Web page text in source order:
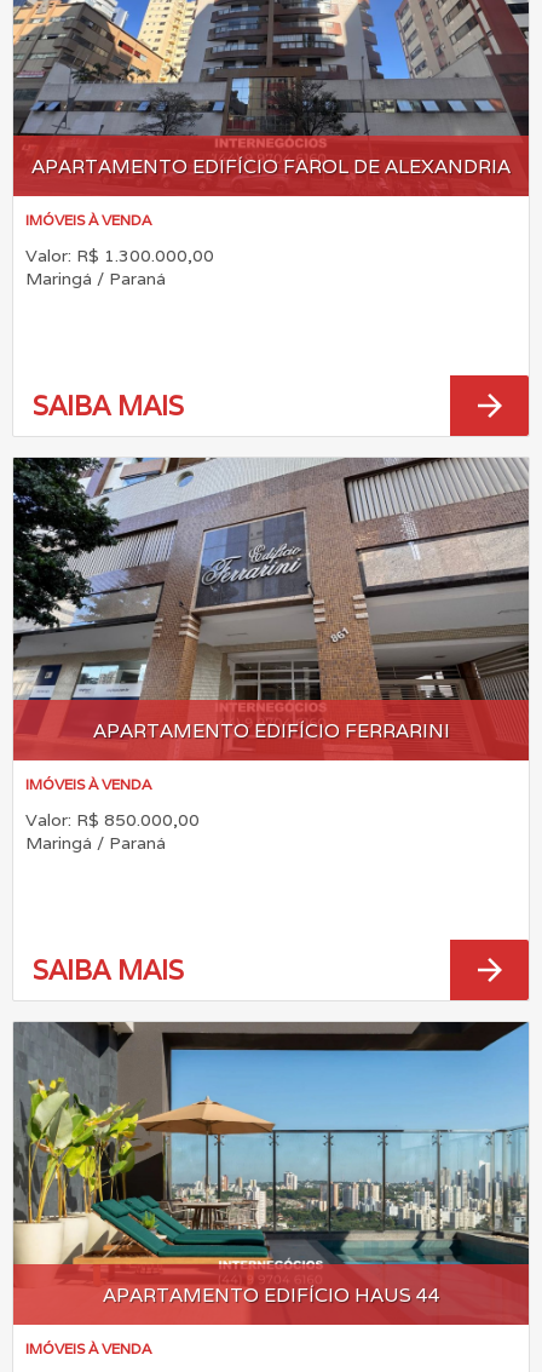
APARTAMENTO EDIFÍCIO FAROL DE ALEXANDRIA
IMÓVEIS À VENDA
Valor: R$ 1.300.000,00
Maringá / Paraná
SAIBA MAIS arrow_forward
APARTAMENTO EDIFÍCIO FERRARINI
IMÓVEIS À VENDA
Valor: R$ 850.000,00
Maringá / Paraná
SAIBA MAIS arrow_forward
APARTAMENTO EDIFÍCIO HAUS 44
IMÓVEIS À VENDA